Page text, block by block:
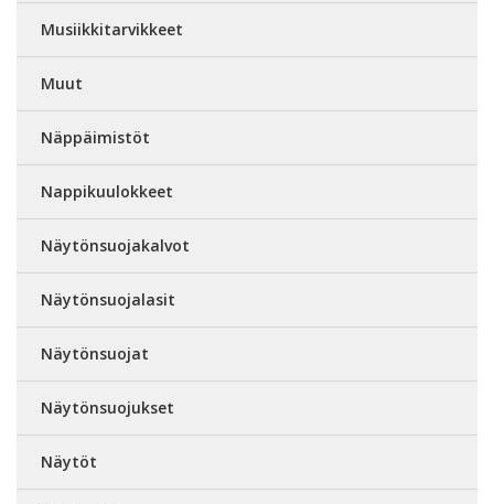
Musiikkitarvikkeet
Muut
Näppäimistöt
Nappikuulokkeet
Näytönsuojakalvot
Näytönsuojalasit
Näytönsuojat
Näytönsuojukset
Näytöt